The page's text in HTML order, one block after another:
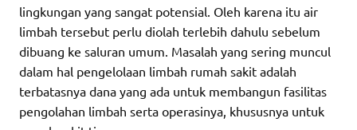
lingkungan yang sangat potensial. Oleh karena itu air
limbah tersebut perlu diolah terlebih dahulu sebelum
dibuang ke saluran umum. Masalah yang sering muncul
dalam hal pengelolaan limbah rumah sakit adalah
terbatasnya dana yang ada untuk membangun fasilitas
pengolahan limbah serta operasinya, khususnya untuk